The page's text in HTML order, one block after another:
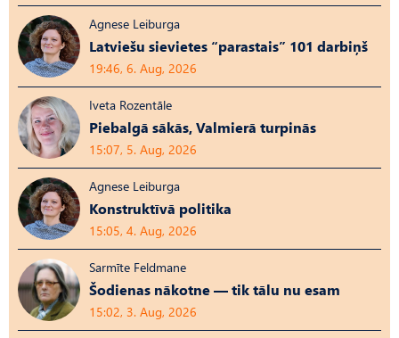
Agnese Leiburga
Latviešu sievietes “parastais” 101 darbiņš
19:46, 6. Aug, 2026
Iveta Rozentāle
Piebalgā sākās, Valmierā turpinās
15:07, 5. Aug, 2026
Agnese Leiburga
Konstruktīvā politika
15:05, 4. Aug, 2026
Sarmīte Feldmane
Šodienas nākotne — tik tālu nu esam
15:02, 3. Aug, 2026